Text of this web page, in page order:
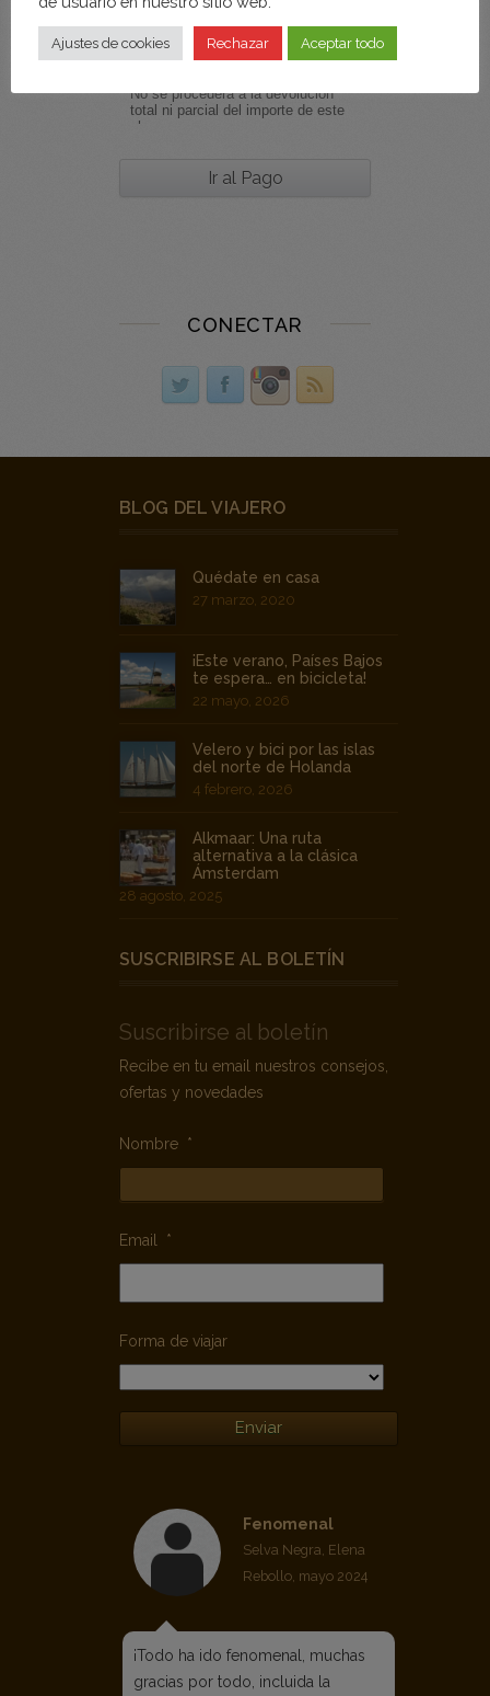
CONECTAR
BLOG DEL VIAJERO
Quédate en casa
27 marzo, 2020
¡Este verano, Países Bajos
te espera… en bicicleta!
22 mayo, 2026
Velero y bici por las islas
del norte de Holanda
4 febrero, 2026
Alkmaar: Una ruta
alternativa a la clásica
Ámsterdam
28 agosto, 2025
SUSCRIBIRSE AL BOLETÍN
Suscribirse al boletín
Recibe en tu email nuestros consejos,
ofertas y novedades
Nombre *
Email *
Forma de viajar
Fenomenal
Selva Negra, Elena
Rebollo, mayo 2024
¡Todo ha ido fenomenal, muchas
gracias por todo, incluida la
Ajustes de cookies Rechazar Aceptar todo